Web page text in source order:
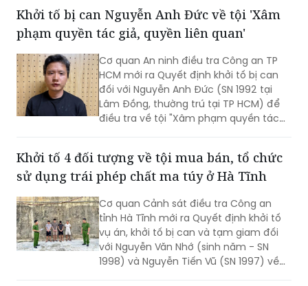
pháp tạm giam để điều tra về hành vi
"Cướp tài sản" sau vụ cướp xe máy xảy
ra trên địa bàn xã Xuân Cẩm.
Khởi tố bị can Nguyễn Anh Đức về tội 'Xâm
phạm quyền tác giả, quyền liên quan'
Cơ quan An ninh điều tra Công an TP
HCM mới ra Quyết định khởi tố bị can
Lâm Đồng, thường trú tại TP HCM) để
điều tra về tội "Xâm phạm quyền tác
giả, quyền liên quan" theo khoản 2 Điều
Khởi tố 4 đối tượng về tội mua bán, tổ chức
sử dụng trái phép chất ma túy ở Hà Tĩnh
Cơ quan Cảnh sát điều tra Công an
tỉnh Hà Tĩnh mới ra Quyết định khởi tố